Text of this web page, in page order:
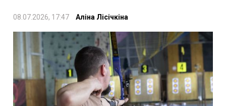
08.07.2026, 17:47 Аліна Лісічкіна